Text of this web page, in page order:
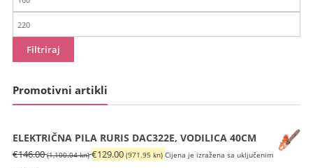
cijena
Maks
cijena
Filtriraj
Promotivni artikli
ELEKTRIČNA PILA RURIS DAC322E, VODILICA 40CM
€146.00 (1,100.04 kn)Izvorna
€129.00 (971.95 kn) Trenutna
Cijena je izražena sa uključenim